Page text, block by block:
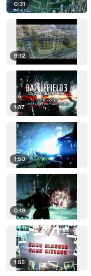
0:31
9:12
1:37
1:50
0:19
1:55